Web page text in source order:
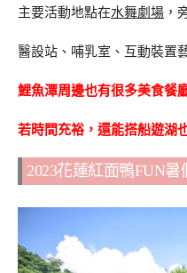
主要活動地點在水舞劇場 ，
醫設站、哺乳室、互動裝置
鯉魚潭周邊也有很多美食餐
若時間充裕，還能搭船遊湖
2023花蓮紅面鴨FUN